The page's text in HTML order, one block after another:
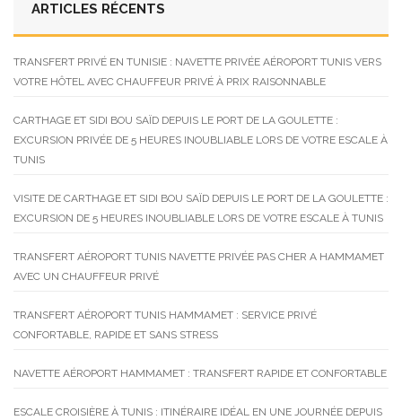
ARTICLES RÉCENTS
TRANSFERT PRIVÉ EN TUNISIE : NAVETTE PRIVÉE AÉROPORT TUNIS VERS
VOTRE HÔTEL AVEC CHAUFFEUR PRIVÉ À PRIX RAISONNABLE
CARTHAGE ET SIDI BOU SAÏD DEPUIS LE PORT DE LA GOULETTE :
EXCURSION PRIVÉE DE 5 HEURES INOUBLIABLE LORS DE VOTRE ESCALE À
TUNIS
VISITE DE CARTHAGE ET SIDI BOU SAÏD DEPUIS LE PORT DE LA GOULETTE :
EXCURSION DE 5 HEURES INOUBLIABLE LORS DE VOTRE ESCALE À TUNIS
TRANSFERT AÉROPORT TUNIS NAVETTE PRIVÉE PAS CHER A HAMMAMET
AVEC UN CHAUFFEUR PRIVÉ
TRANSFERT AÉROPORT TUNIS HAMMAMET : SERVICE PRIVÉ
CONFORTABLE, RAPIDE ET SANS STRESS
NAVETTE AÉROPORT HAMMAMET : TRANSFERT RAPIDE ET CONFORTABLE
ESCALE CROISIÈRE À TUNIS : ITINÉRAIRE IDÉAL EN UNE JOURNÉE DEPUIS